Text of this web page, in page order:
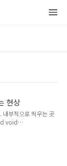
현상
부적으로 띄우는 곳
void